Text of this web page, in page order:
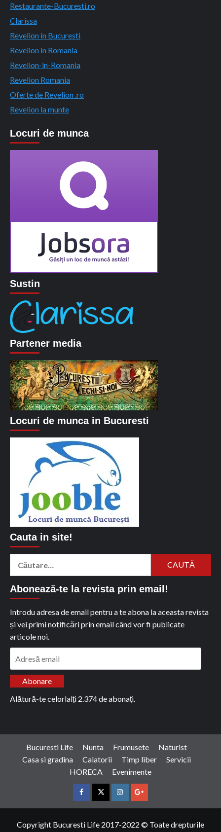
Restaurante-Bucuresti.ro
Clarissa
Revelion in Bucuresti
Revelion in Romania
Revelion-in-Romania
Revelion Romania
Oferte de Revelion .ro
Revelion la munte
Locuri de munca
Sustin
Partener media
Locuri de munca in Bucuresti
Cauta in site!
Abonează-te la revista prin email!
Introdu adresa de email pentru a te abona la aceasta revista
și vei primi notificări prin email când vor fi publicate
articole noi.
Abonare
Alătură-te celorlalți 2.374 de abonați.
Bucuresti Life Nunta Frumusete
Naturist
Casa si gradina
Calatorii Timp liber
Servicii
HORECA
Evenimente
FacebookTwitterInstagramGoogle
Copyright Bucuresti Life 2017-2022 © Toate drepturile